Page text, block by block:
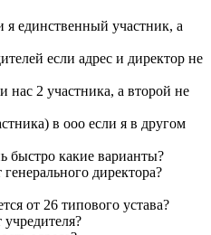
я единственный участник, а
если адрес и директор не
нас 2 участника, а второй не
в ооо если я в другом
быстро какие варианты?
директора?
от 26 типового устава?